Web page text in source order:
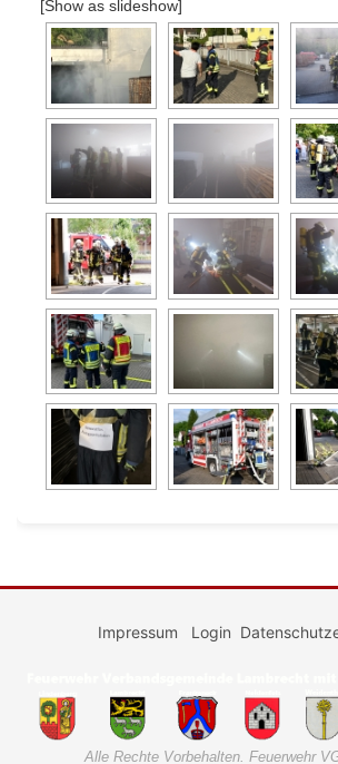
[Show as slideshow]
Impressum Login
Alle Rechte Vorbehalten. Feuerwehr